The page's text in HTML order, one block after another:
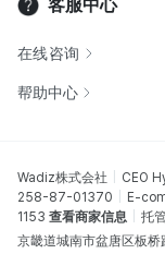
客服中心
在线咨询
帮助中心
Wadiz株式会社 CEO
258-87-01370
E-
1153 查看商家信息 托
京畿道城南市盆唐区板